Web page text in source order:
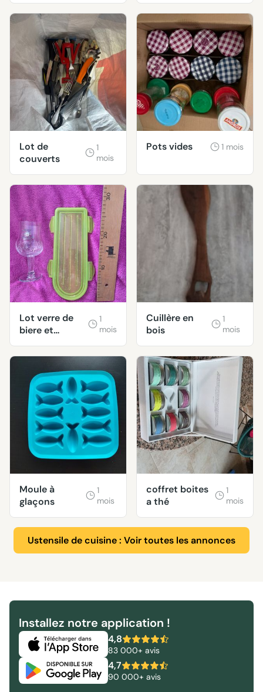
Lot de
couverts
1
mois
Pots vides 1 mois
Lot verre de
biere et
couvercle
pour grande
1
mois
Cuillère en
bois
1
mois
Moule à
glaçons
1
mois
coffret boites
a thé
1
mois
Ustensile de cuisine : Voir toutes les annonces
Installez notre application !
4,8
83 000+ avis
4,7
90 000+ avis